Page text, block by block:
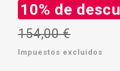
154,00 €
10% de
Impuestos excluidos